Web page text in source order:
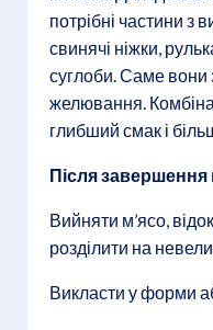
потрібні частини з
свинячі ніжки,
суглоби. Саме вони
желювання.
глибший смак і
Після
Вийняти м’ясо,
розділити на
Викласти у форми